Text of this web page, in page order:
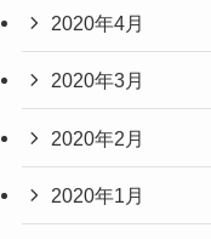
2020年4月
2020年3月
2020年2月
2020年1月